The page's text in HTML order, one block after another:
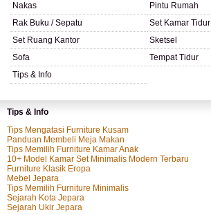
Nakas
Pintu Rumah
Rak Buku / Sepatu
Set Kamar Tidur
Set Ruang Kantor
Sketsel
Sofa
Tempat Tidur
Tips & Info
Tips & Info
Tips Mengatasi Furniture Kusam
Panduan Membeli Meja Makan
Tips Memilih Furniture Kamar Anak
10+ Model Kamar Set Minimalis Modern Terbaru
Furniture Klasik Eropa
Mebel Jepara
Tips Memilih Furniture Minimalis
Sejarah Kota Jepara
Sejarah Ukir Jepara